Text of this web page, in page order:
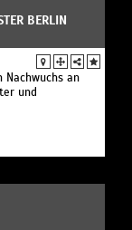
BERLIN
Nachwuchs an
und